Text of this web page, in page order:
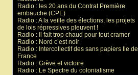
Radio : les 20 ans du Contrat Première
embauche (CPE)
Radio : A la veille des élections, les projets
de lois répressives pleuvent !
Radio : Il fait trop chaud pour tout cramer
Radio : Nord c’est noir
Radio : Intercollectif des sans papiers Ile de
France
Radio : Grève et victoire
Radio : Le Spectre du colonialisme